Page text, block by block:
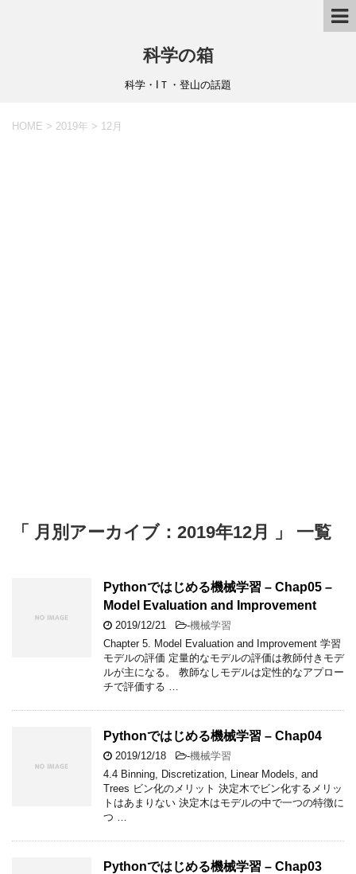
科学の箱
科学・IＴ・登山の話題
HOME > 2019年 > 12月
「 月別アーカイブ：2019年12月 」 一覧
Pythonではじめる機械学習 – Chap05 –
Model Evaluation and Improvement
2019/12/21 -機械学習
Chapter 5. Model Evaluation and Improvement 学習
モデルの評価 定量的なモデルの評価は教師付きモデ
ルが主になる。 教師なしモデルは定性的なアプロー
チで評価する …
Pythonではじめる機械学習 – Chap04
2019/12/18 -機械学習
4.4 Binning, Discretization, Linear Models, and
Trees ビン化のメリット 決定木でビン化するメリッ
トはあまりない 決定木はモデルの中で一つの特徴に
つ …
Pythonではじめる機械学習 – Chap03